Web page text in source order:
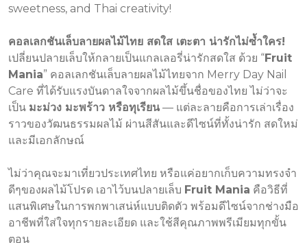
sweetness, and Thai creativity!
คอลเลกชันเล็บลายผลไม้ไทย สดใส เตะตา น่ารักไม่ซ้ำใคร!
เปลี่ยนปลายเล็บให้กลายเป็นแกลเลอรี่น่ารักสดใส ด้วย “Fruit
Mania” คอลเลกชันเล็บลายผลไม้ไทยจาก Merry Day Nail
Care ที่ได้รับแรงบันดาลใจจากผลไม้ขึ้นชื่อของไทย ไม่ว่าจะ
เป็น มะม่วง มะพร้าว หรือทุเรียน — แต่ละลายคือการเล่าเรื่อง
ราวของวัฒนธรรมผลไม้ ผ่านสีสันและดีไซน์ที่ทั้งน่ารัก สดใหม่
และมีเอกลักษณ์
ไม่ว่าคุณจะมาเที่ยวประเทศไทย หรือแค่อยากเก็บความทรงจำ
ดีๆของผลไม้โปรด เอาไว้บนปลายเล็บ Fruit Mania คือวิธีที่
แสนพิเศษในการพกพาเสน่ห์แบบติดตัว พร้อมดีไซน์จากช่างมือ
อาชีพที่ใส่ใจทุกรายละเอียด และใช้สีคุณภาพพรีเมียมทุกขั้น
ตอน